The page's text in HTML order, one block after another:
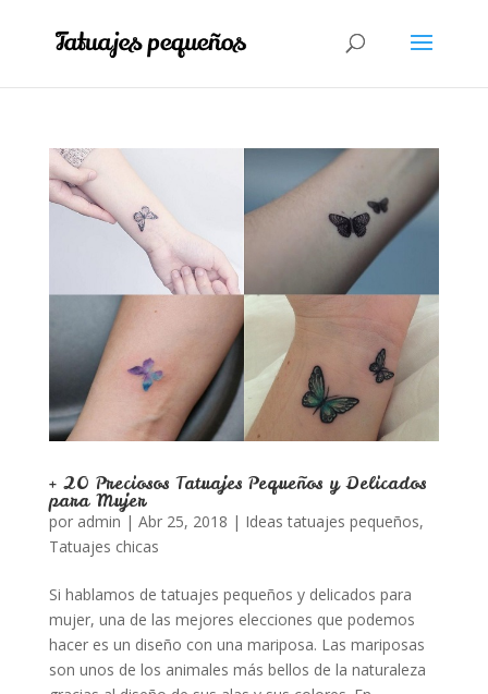
+ 20 Preciosos Tatuajes Pequeños y Delicados
para Mujer
por admin | Abr 25, 2018 | Ideas tatuajes pequeños,
Tatuajes chicas
Si hablamos de tatuajes pequeños y delicados para
mujer, una de las mejores elecciones que podemos
hacer es un diseño con una mariposa. Las mariposas
son unos de los animales más bellos de la naturaleza